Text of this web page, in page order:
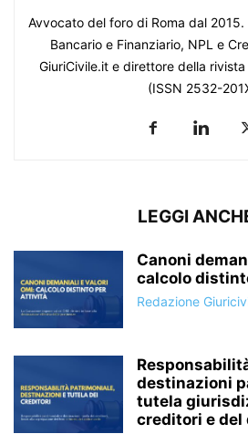
Avvocato del foro di Roma dal
Bancario e Finanziario, NPL e
GiuriCivile.it e direttore della
(ISSN 2532-
LEGGI
Canoni
calcolo
Redazione
destinazioni
tutela
creditori e del